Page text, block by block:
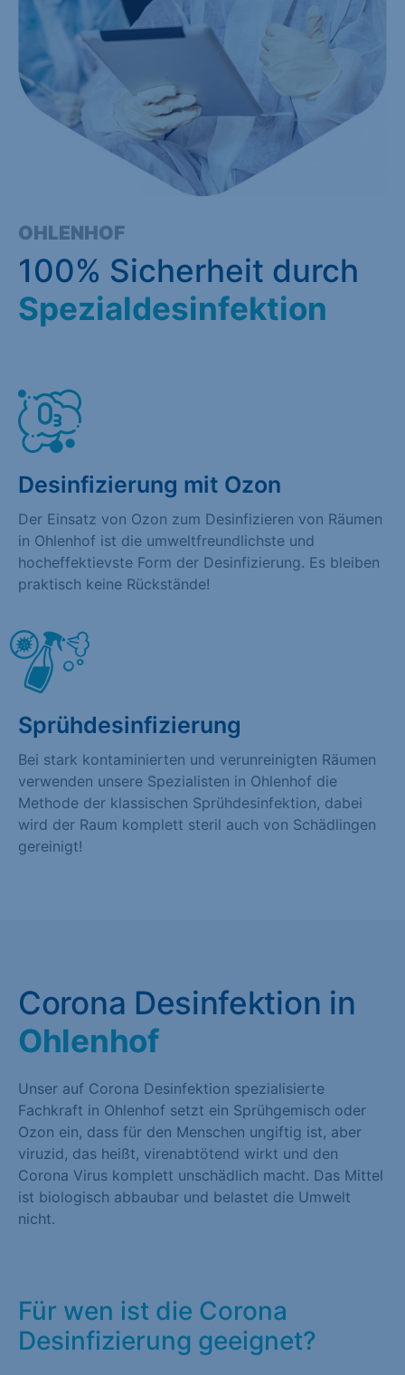
OHLENHOF
100% Sicherheit durch
Spezialdesinfektion
Desinfizierung mit Ozon
Der Einsatz von Ozon zum Desinfizieren von Räumen
in Ohlenhof ist die umweltfreundlichste und
hocheffektievste Form der Desinfizierung. Es bleiben
praktisch keine Rückstände!
Sprühdesinfizierung
Bei stark kontaminierten und verunreinigten Räumen
verwenden unsere Spezialisten in Ohlenhof die
Methode der klassischen Sprühdesinfektion, dabei
wird der Raum komplett steril auch von Schädlingen
gereinigt!
Corona Desinfektion in
Ohlenhof
Unser auf Corona Desinfektion spezialisierte
Fachkraft in Ohlenhof setzt ein Sprühgemisch oder
Ozon ein, dass für den Menschen ungiftig ist, aber
viruzid, das heißt, virenabtötend wirkt und den
Corona Virus komplett unschädlich macht. Das Mittel
ist biologisch abbaubar und belastet die Umwelt
nicht.
Für wen ist die Corona
Desinfizierung geeignet?